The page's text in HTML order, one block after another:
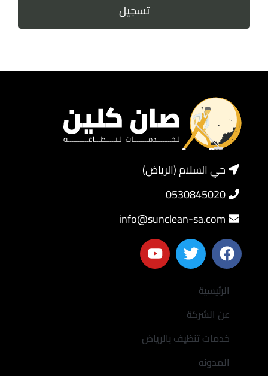
تسجيل
حي السلام (الرياض)
0530845020
info@sunclean-sa.com
الرئيسية
عن الشركة
خدمات تنظيف بالرياض
المدونه